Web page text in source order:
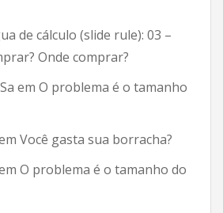
de cálculo (slide rule): 03 –
Onde comprar?
em O problema é o tamanho
Você gasta sua borracha?
O problema é o tamanho do